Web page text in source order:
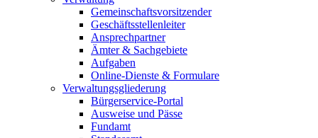
Gemeinschaftsvorsitzender
Geschäftsstellenleiter
Ansprechpartner
Ämter & Sachgebiete
Aufgaben
Online-Dienste & Formulare
Verwaltungsgliederung
Bürgerservice-Portal
Ausweise und Pässe
Fundamt